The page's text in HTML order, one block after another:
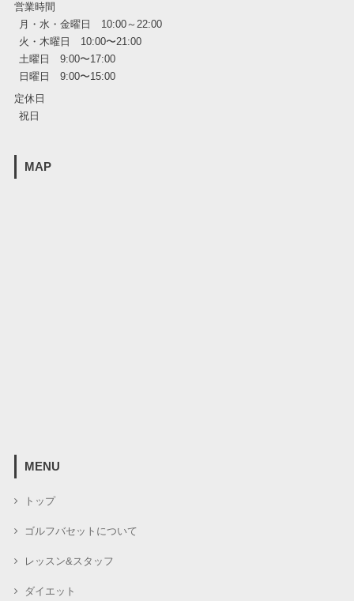
営業時間
月・水・金曜日 10:00～22:00
火・木曜日 10:00〜21:00
土曜日 9:00〜17:00
日曜日 9:00〜15:00
定休日
祝日
MAP
MENU
トップ
ゴルフバセットについて
レッスン&スタッフ
ダイエット